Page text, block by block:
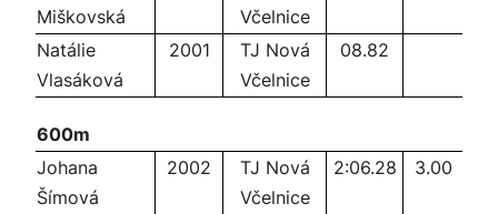
Miškovská
Včelnice
Natálie
Vlasáková
2001
TJ Nová
Včelnice
08.82
600m
Johana
Šímová
2002
TJ Nová
Včelnice
2:06.28 3.00